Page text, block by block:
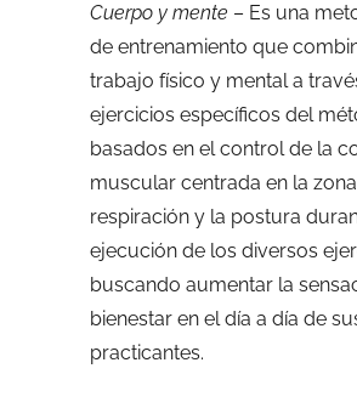
Cuerpo y mente – Es una
de entrenamiento que
trabajo físico y mental a
ejercicios específicos del
basados en el control de la
muscular centrada en la zona
respiración y la postura
ejecución de los diversos
buscando aumentar la
bienestar en el día a día de
practicantes.